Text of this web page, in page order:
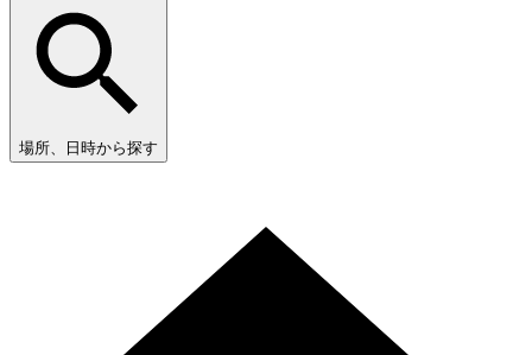
場所、日時から探す